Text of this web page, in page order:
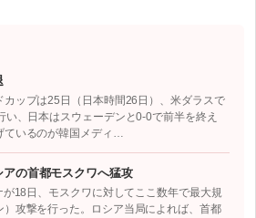
ップは25日（日本時間26日）、米ダラスで
い、日本はスウェーデンと0-0で前半を終え
ているのが韓国メディ…
の首都モスクワへ猛攻
が18日、モスクワに対してここ数年で最大規
攻撃を行った。ロシア当局によれば、首都